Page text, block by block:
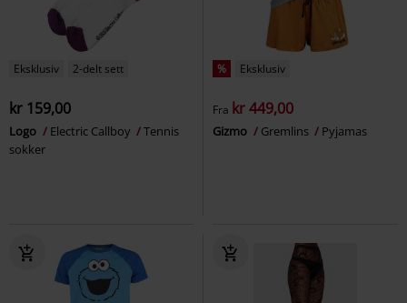
Eksklusiv 2-delt sett
kr 159,00
Logo Electric Callboy
Tennis
sokker
% Eksklusiv
Fra kr 449,00
Gizmo Gremlins Pyjamas